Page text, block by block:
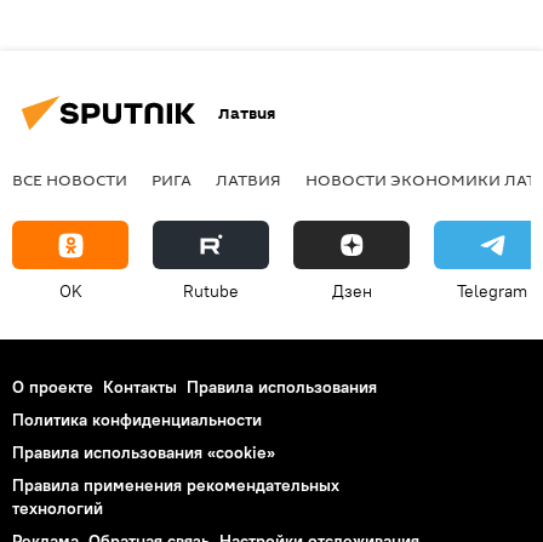
Латвия
ВСЕ НОВОСТИ РИГА ЛАТВИЯ НОВОСТИ ЭКОНОМИКИ
OK Rutube Дзен Telegram
О проекте Контакты Правила использования
Политика конфиденциальности
Правила использования «cookie»
Правила применения рекомендательных
технологий